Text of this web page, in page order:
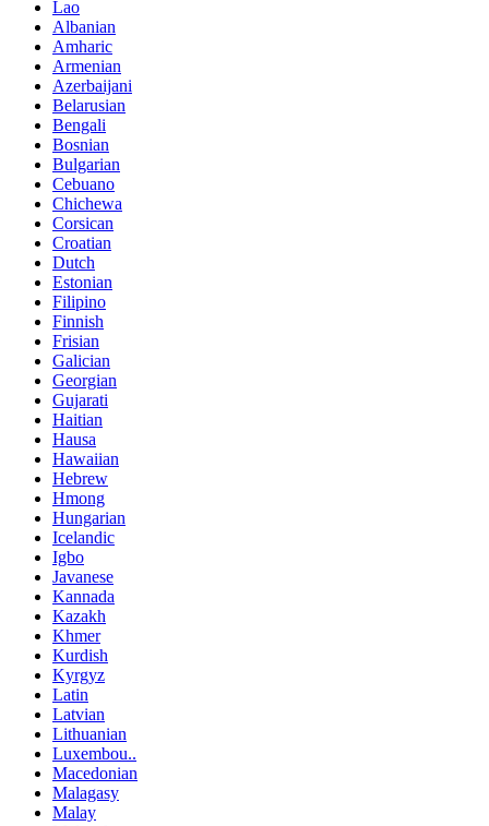
Lao
Albanian
Amharic
Armenian
Azerbaijani
Belarusian
Bengali
Bosnian
Bulgarian
Cebuano
Chichewa
Corsican
Croatian
Dutch
Estonian
Filipino
Finnish
Frisian
Galician
Georgian
Gujarati
Haitian
Hausa
Hawaiian
Hebrew
Hmong
Hungarian
Icelandic
Igbo
Javanese
Kannada
Kazakh
Khmer
Kurdish
Kyrgyz
Latin
Latvian
Lithuanian
Luxembou..
Macedonian
Malagasy
Malay